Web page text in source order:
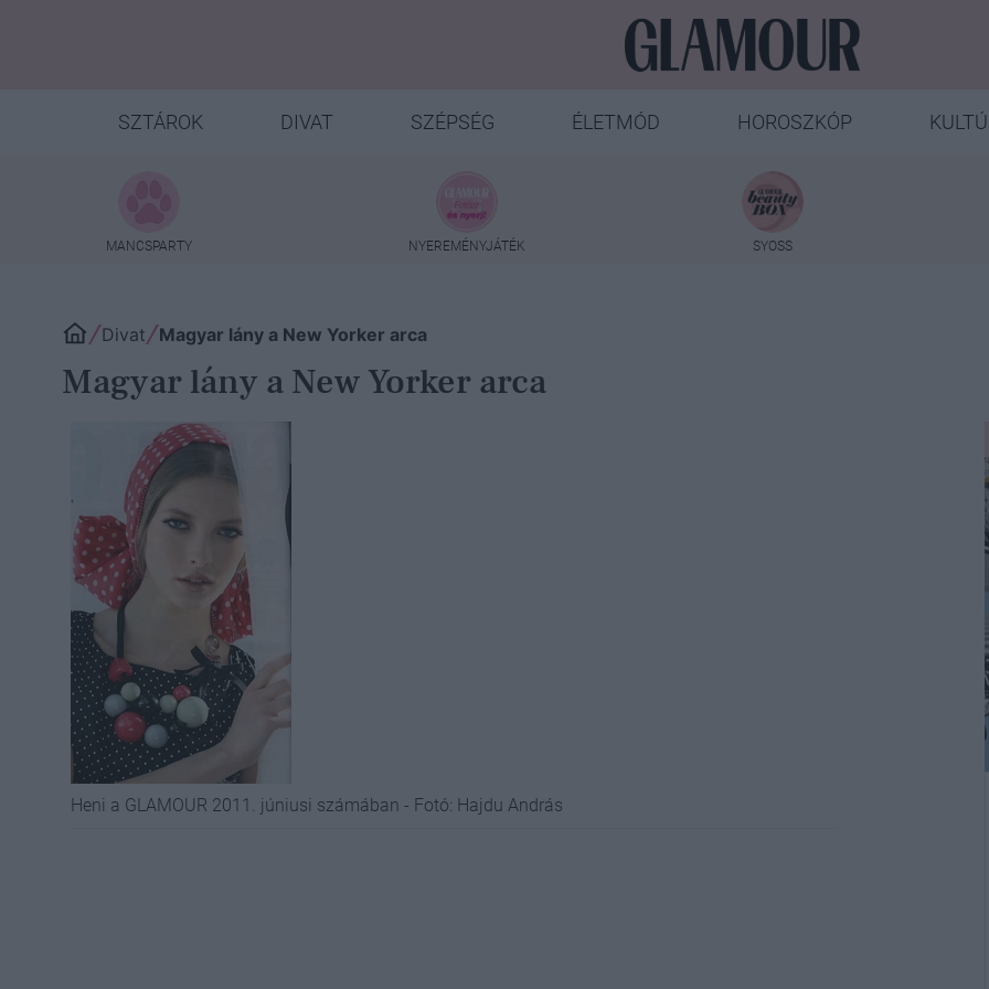
SZTÁROK DIVAT SZÉPSÉG ÉLETMÓD HOROSZKÓP
MANCSPARTY NYEREMÉNYJÁTÉK SYOSS
Divat Magyar lány a New Yorker arca
Magyar lány a New Yorker arca
Heni a GLAMOUR 2011. júniusi számában - Fotó: Hajdu András